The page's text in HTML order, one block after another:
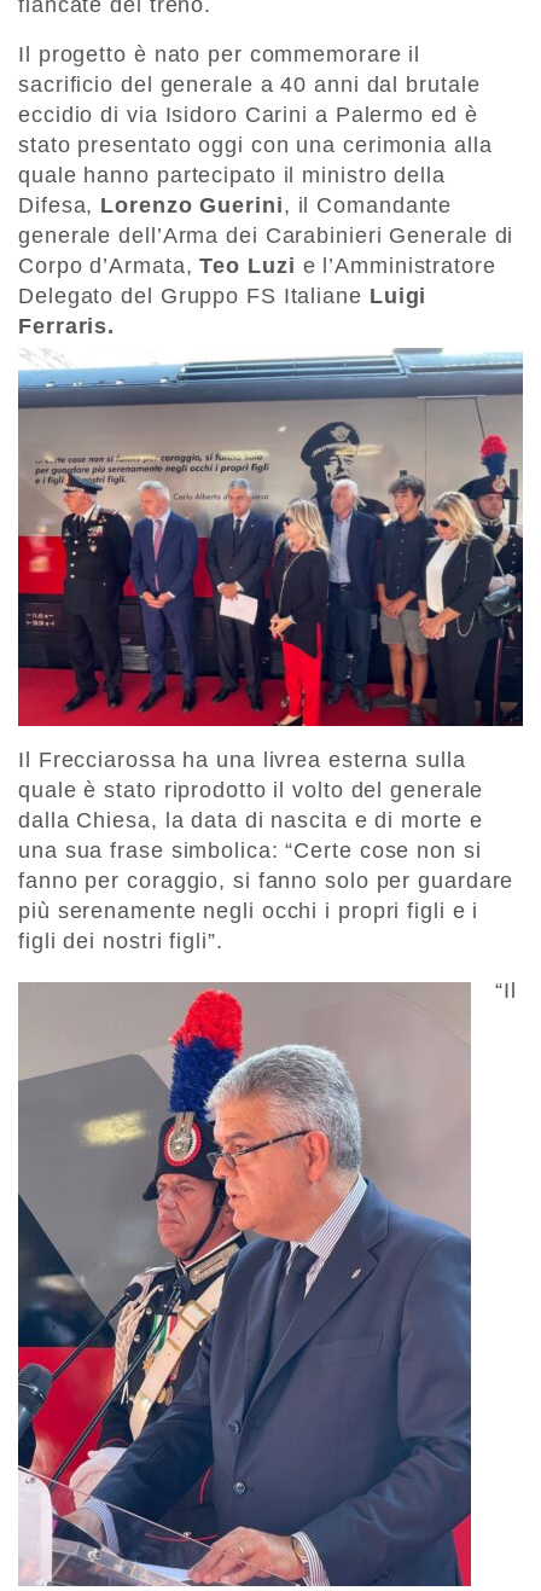
Il progetto è nato per commemorare il
sacrificio del generale a 40 anni dal brutale
eccidio di via Isidoro Carini a Palermo ed è
stato presentato oggi con una cerimonia alla
quale hanno partecipato il ministro della
Difesa, Lorenzo Guerini, il Comandante
generale dell’Arma dei Carabinieri Generale di
Corpo d’Armata, Teo Luzi e l’Amministratore
Delegato del Gruppo FS Italiane Luigi
Ferraris.
Il Frecciarossa ha una livrea esterna sulla
quale è stato riprodotto il volto del generale
dalla Chiesa, la data di nascita e di morte e
una sua frase simbolica: “Certe cose non si
fanno per coraggio, si fanno solo per guardare
più serenamente negli occhi i propri figli e i
figli dei nostri figli”.
“Il